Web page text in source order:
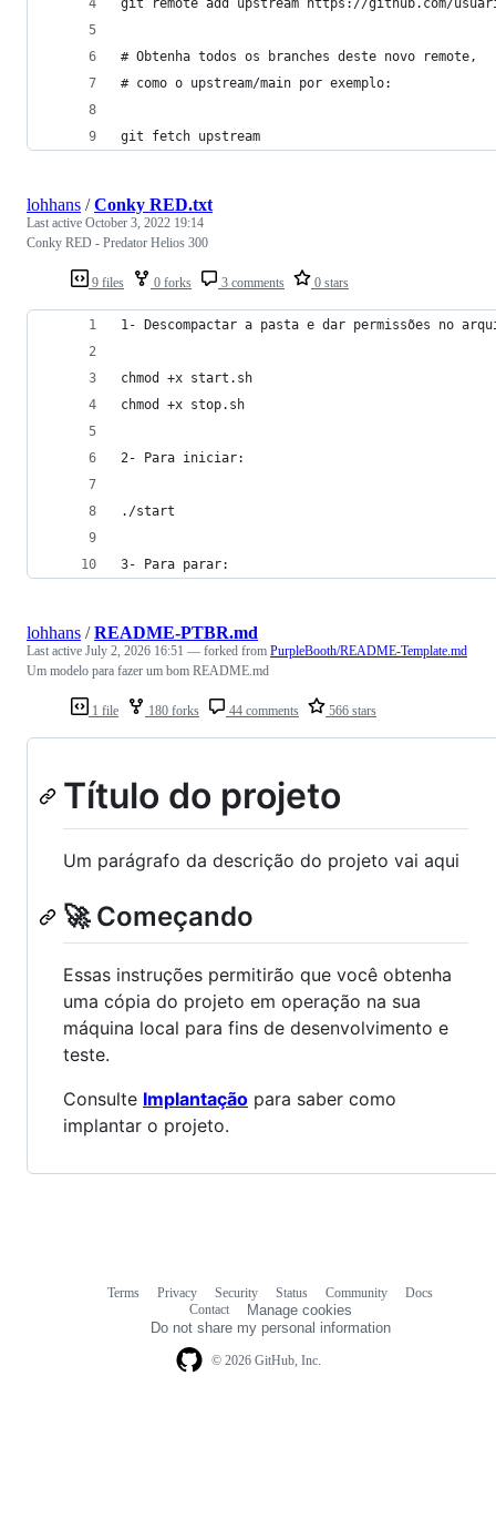
git remote add upstream https://github.com/
# Obtenha todos os branches deste novo remote,
# como o upstream/main por exemplo:
git fetch upstream
9 files 0 forks 3 comments 0 stars
lohhans /Conky RED.txt
Last active October 3, 2022 19:14
Conky RED - Predator Helios 300
1- Descompactar a pasta e dar permissões no
chmod +x start.sh
chmod +x stop.sh
2- Para iniciar:
./start
3- Para parar:
1 file 180 forks 44 comments 566 stars
lohhans /README-PTBR.md
Last active July 2, 2026 16:51 — forked from PurpleBooth/README-Template.md
Um modelo para fazer um bom README.md
Título do projeto
Um parágrafo da descrição do projeto vai aqui
🚀 Começando
Essas instruções permitirão que você obtenha
uma cópia do projeto em operação na sua
máquina local para fins de desenvolvimento e
teste.
Consulte Implantação para saber como
implantar o projeto.
© 2026 GitHub, Inc.
Terms Privacy Security Status Community
Docs
Contact
Manage cookies
Do not share my personal information